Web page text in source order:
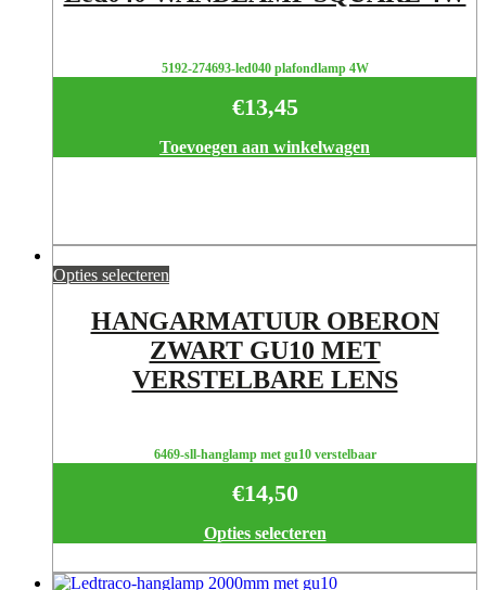
5192-274693-led040 plafondlamp 4W
€13,45
Toevoegen aan winkelwagen
Opties selecteren
HANGARMATUUR OBERON
ZWART GU10 MET
VERSTELBARE LENS
6469-sll-hanglamp met gu10 verstelbaar
€14,50
Opties selecteren